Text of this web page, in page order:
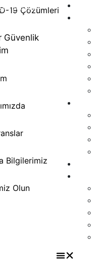
19 Çözümleri
Güvenlik
Bilgilerimiz
Olun
yalnızca